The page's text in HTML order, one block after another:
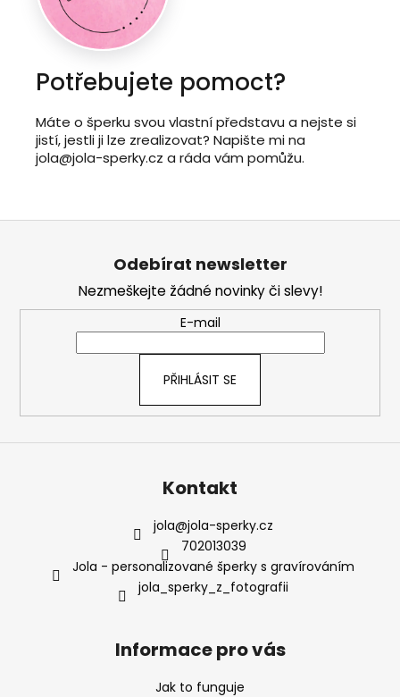
Potřebujete pomoct?
Máte o šperku svou vlastní představu a nejste si
jistí, jestli ji lze zrealizovat? Napište mi na
jola@jola-sperky.cz a ráda vám pomůžu.
Odebírat newsletter
Nezmeškejte žádné novinky či slevy!
E-mail
PŘIHLÁSIT SE
Kontakt
jola@jola-sperky.cz
702013039
Jola - personalizované šperky s gravírováním
jola_sperky_z_fotografii
Informace pro vás
Jak to funguje